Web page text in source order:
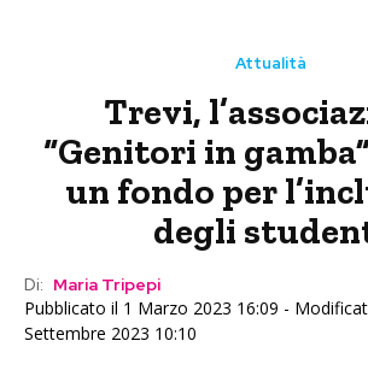
Attualità
Trevi,
“Genitori in
un fondo per
degli
Di: Maria Tripepi
Pubblicato il 1 Marzo 2023 16:09 -
Settembre 2023 10:10